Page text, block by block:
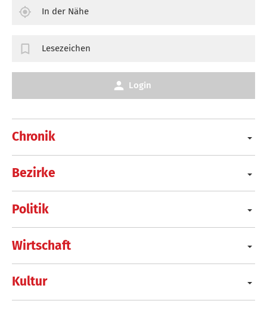
Chronik
Bezirke
Politik
Wirtschaft
Kultur
In der Nähe
Lesezeichen
Login